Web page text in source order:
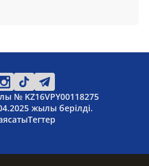
№ KZ16VPY00118275
жылы берілді.
Тегтер